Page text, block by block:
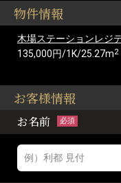
物件情報
木場ステーションレジ
135,000円/1K/25.27m2
お客様情報
お名前 必須